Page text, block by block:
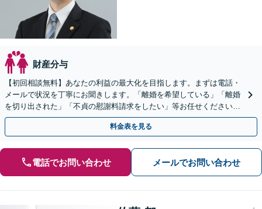
財産分与
【初回相談無料】あなたの利益の最大化を目指します。まずは電話・
メールで状況を丁寧にお聞きします。「離婚を希望している」「離婚
を切り出された」「不貞の慰謝料請求をしたい」等お任せください。
【リーズナブルな料金設定】
料金表を見る
電話でお問い合わせ メールでお問い合わせ